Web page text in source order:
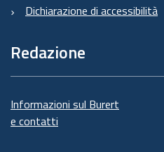
Dichiarazione di accessibilità
Redazione
Informazioni sul Burert
e contatti